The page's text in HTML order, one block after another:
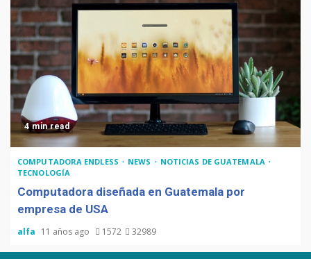
4 min read
COMPUTADORA ENDLESS NEWS
NOTICIAS DE GUATEMALA
TECNOLOGÍA
Computadora diseñada en Guatemala por
empresa de USA
alfa 11 años ago 1572 32989